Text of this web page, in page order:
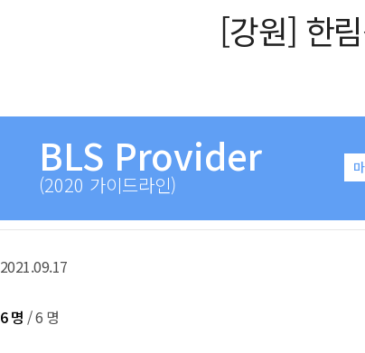
[강원] 한
BLS Provider
(2020 가이드라인)
2021.09.17
6 명 / 6 명